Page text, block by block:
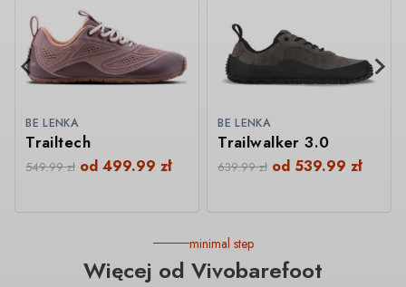
BE LENKA
Trailtech
549.99zł od499.99zł
BE LENKA
Trailwalker 3.0
639.99zł od 539.99zł
minimal step
Więcej od Vivobarefoot